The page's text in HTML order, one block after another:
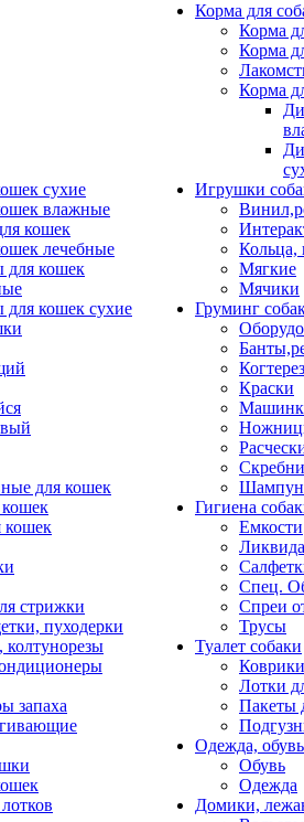
сухие
влажные
кошек
лечебные
для кошек
для кошек сухие
для кошек
кошек
стрижки
пуходерки
запаха
Корма для
Корма
Корма
Корма
Игрушки
Кольца,
Мягкие
Мячики
Груминг
Краски
Гигиена
Емкости
Спец.
Спреи
Трусы
Туалет собаки
Коврики
Лотки
Пакеты
Одежда, обувь
Обувь
Одежда
Домики,